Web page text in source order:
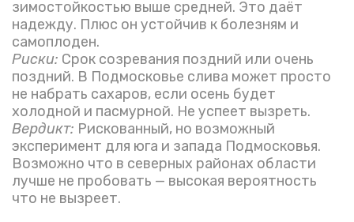
зимостойкостью выше средней. Это даёт
надежду. Плюс он устойчив к болезням и
самоплоден.
Риски: Срок созревания поздний или очень
поздний. В Подмосковье слива может просто
не набрать сахаров, если осень будет
холодной и пасмурной. Не успеет вызреть.
Вердикт: Рискованный, но возможный
эксперимент для юга и запада Подмосковья.
Возможно что в северных районах области
лучше не пробовать — высокая вероятность
что не вызреет.